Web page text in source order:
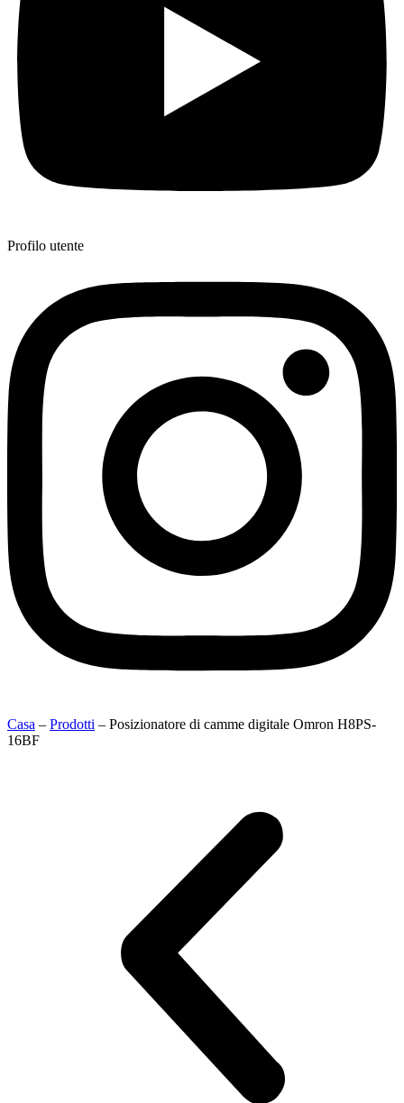
Profilo utente
Casa – Prodotti – Posizionatore di camme digitale Omron H8PS-
16BF